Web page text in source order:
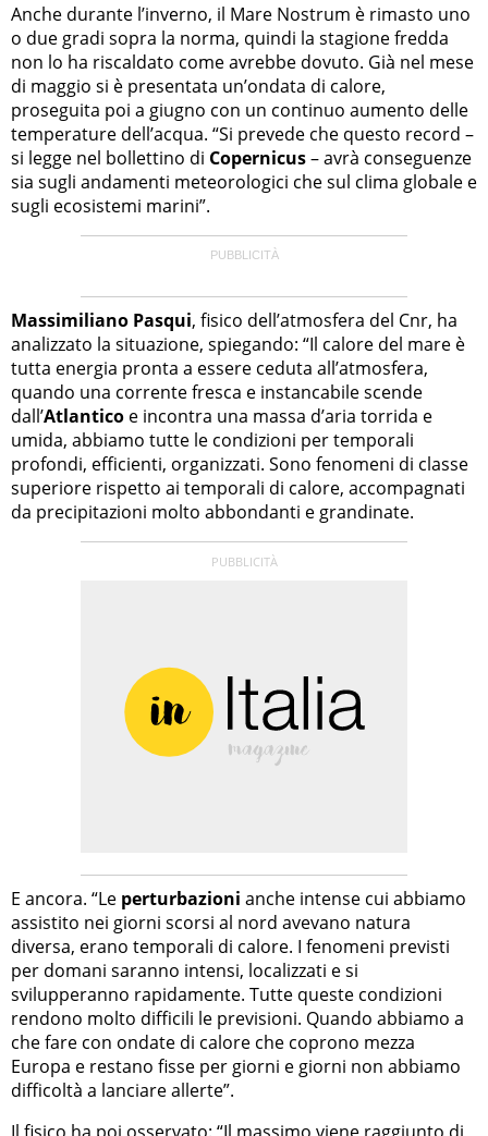
Anche durante l’inverno, il Mare Nostrum è rimasto uno
o due gradi sopra la norma, quindi la stagione fredda
non lo ha riscaldato come avrebbe dovuto. Già nel mese
di maggio si è presentata un’ondata di calore,
proseguita poi a giugno con un continuo aumento delle
temperature dell’acqua. “Si prevede che questo record –
si legge nel bollettino di Copernicus– avrà conseguenze
sia sugli andamenti meteorologici che sul clima globale e
sugli ecosistemi marini”.
Massimiliano Pasqui, fisico dell’atmosfera del Cnr, ha
analizzato la situazione, spiegando: “Il calore del mare è
tutta energia pronta a essere ceduta all’atmosfera,
quando una corrente fresca e instancabile scende
dall’Atlantico e incontra una massa d’aria torrida e
umida, abbiamo tutte le condizioni per temporali
profondi, efficienti, organizzati. Sono fenomeni di classe
superiore rispetto ai temporali di calore, accompagnati
da precipitazioni molto abbondanti e grandinate.
E ancora. “Le perturbazioni anche intense cui abbiamo
assistito nei giorni scorsi al nord avevano natura
diversa, erano temporali di calore. I fenomeni previsti
per domani saranno intensi, localizzati e si
svilupperanno rapidamente. Tutte queste condizioni
rendono molto difficili le previsioni. Quando abbiamo a
che fare con ondate di calore che coprono mezza
Europa e restano fisse per giorni e giorni non abbiamo
difficoltà a lanciare allerte”.